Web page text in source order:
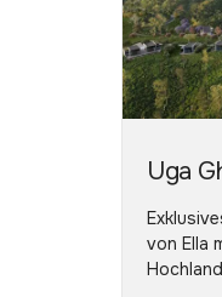
Uga
von Ella